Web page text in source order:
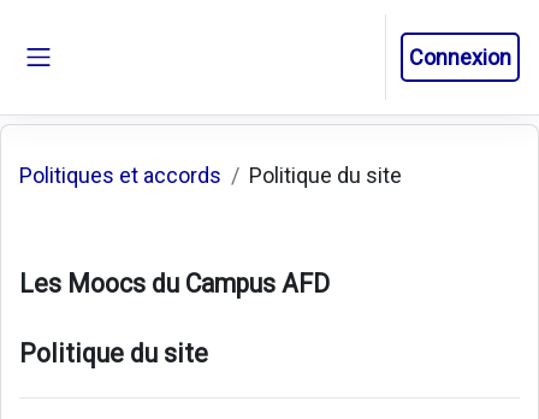
Connexion
Politiques et accords Politique du site
Les Moocs du Campus AFD
Politique du site